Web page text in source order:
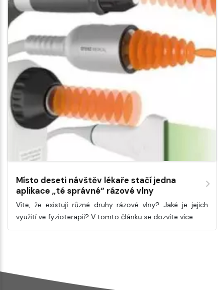
Místo deseti návštěv lékaře stačí jedna
aplikace „té správné“ rázové vlny
Víte, že existují různé druhy rázové vlny? Jaké je jejich
využití ve fyzioterapii? V tomto článku se dozvíte více.